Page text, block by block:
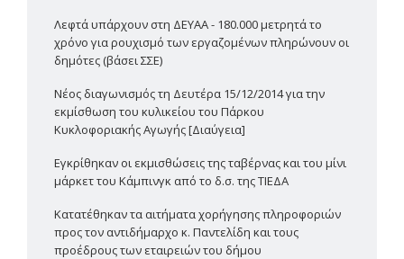
Λεφτά υπάρχουν στη ΔΕΥΑΑ - 180.000 μετρητά το
χρόνο για ρουχισμό των εργαζομένων πληρώνουν οι
δημότες (βάσει ΣΣΕ)
Νέος διαγωνισμός τη Δευτέρα 15/12/2014 για την
εκμίσθωση του κυλικείου του Πάρκου
Κυκλοφοριακής Αγωγής [Διαύγεια]
Εγκρίθηκαν οι εκμισθώσεις της ταβέρνας και του μίνι
μάρκετ του Κάμπινγκ από το δ.σ. της ΤΙΕΔΑ
Κατατέθηκαν τα αιτήματα χορήγησης πληροφοριών
προς τον αντιδήμαρχο κ. Παντελίδη και τους
προέδρους των εταιρειών του δήμου